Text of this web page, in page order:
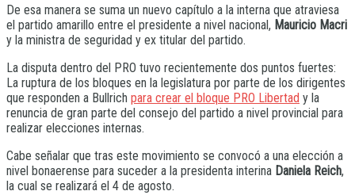
De esa manera se suma un nuevo capítulo a la interna que atraviesa
el partido amarillo entre el presidente a nivel nacional, Mauricio Macri
y la ministra de seguridad y ex titular del partido.
La disputa dentro del PRO tuvo recientemente dos puntos fuertes:
La ruptura de los bloques en la legislatura por parte de los dirigentes
que responden a Bullrich para crear el bloque PRO Libertad y la
renuncia de gran parte del consejo del partido a nivel provincial para
realizar elecciones internas.
Cabe señalar que tras este movimiento se convocó a una elección a
nivel bonaerense para suceder a la presidenta interina Daniela Reich,
la cual se realizará el 4 de agosto.